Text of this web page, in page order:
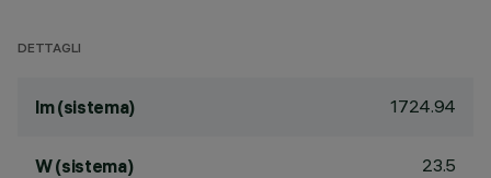
DETTAGLI
lm (sistema) 1724.94
W (sistema) 23.5